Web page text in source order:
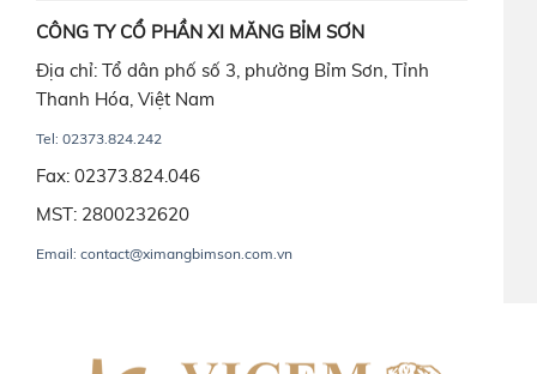
CÔNG TY CỔ PHẦN XI MĂNG BỈM SƠN
Địa chỉ: Tổ dân phố số 3, phường Bỉm Sơn, Tỉnh
Thanh Hóa, Việt Nam
Tel: 02373.824.242
Fax: 02373.824.046
MST: 2800232620
Email: contact@ximangbimson.com.vn